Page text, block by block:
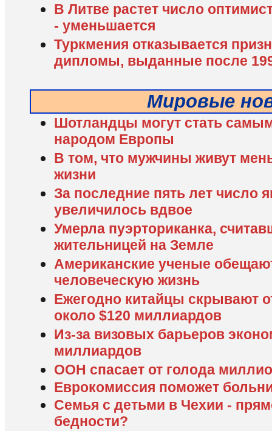
В Литве растет число
- уменьшается
Туркмения отказывается
дипломы, выданные после
Мировые
Шотландцы могут стать
народом Европы
В том, что мужчины живут
жизни
За последние пять лет число
увеличилось вдвое
Умерла пуэрториканка,
жительницей на Земле
Американские ученые
человеческую жизнь
Ежегодно китайцы скрывают
около $120 миллиардов
Из-за визовых барьеров
миллиардов
ООН спасает от голода
Еврокомиссия поможет
Семья с детьми в Чехии -
бедности?